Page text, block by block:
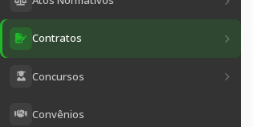
Contratos
Concursos
Convênios